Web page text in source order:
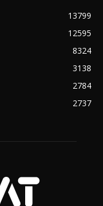
13799
12595
8324
3138
2784
2737